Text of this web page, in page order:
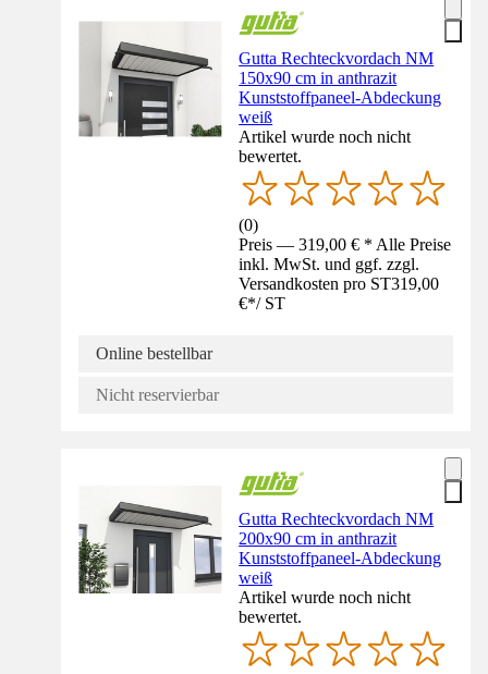
Gutta Rechteckvordach NM
150x90 cm in anthrazit
Kunststoffpaneel-Abdeckung
weiß
Artikel wurde noch nicht
bewertet.
(0)
Preis — 319,00 € * Alle Preise
inkl. MwSt. und ggf. zzgl.
Versandkosten pro ST319,00
€*/ ST
Online bestellbar
Nicht reservierbar
Gutta Rechteckvordach NM
200x90 cm in anthrazit
Kunststoffpaneel-Abdeckung
weiß
Artikel wurde noch nicht
bewertet.